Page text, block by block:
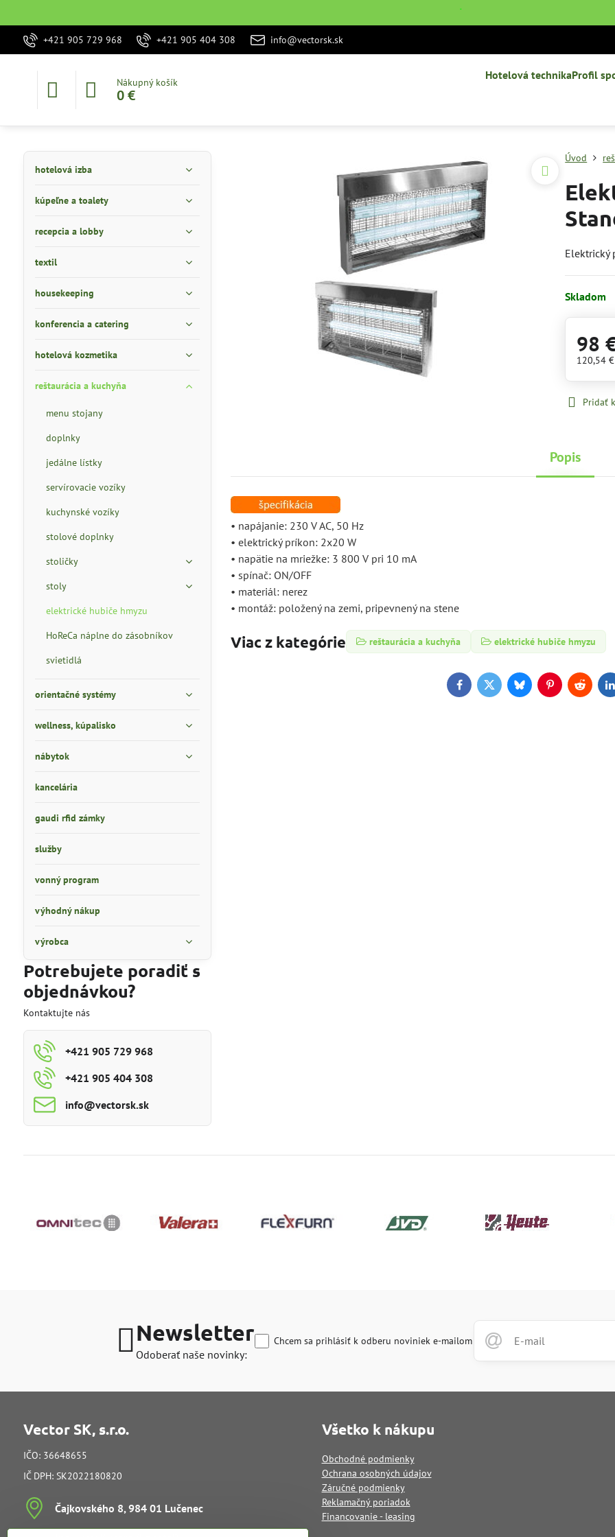
˙
+421 905 729 968 +421 905 404 308 info@vectorsk.sk
Nákupný košík
0 €
Hotelová technikaProfil
Úvod
Elektrický
Skladom
98
120,54
Pridať
Popis
• napájanie: 230 V AC, 50 Hz
• elektrický príkon: 2x20 W
• napätie na mriežke: 3 800 V pri 10 mA
• spínač: ON/OFF
• materiál: nerez
• montáž: položený na zemi, pripevnený na stene
Viac z kategórie reštaurácia a kuchyňa elektrické hubiče hmyzu
FacebookTwitterBlueskyPinterestReddit
hotelová izba
kúpeľne a toalety
recepcia a lobby
textil
housekeeping
konferencia a catering
hotelová kozmetika
reštaurácia a kuchyňa
menu stojany
doplnky
jedálne lístky
servírovacie vozíky
kuchynské vozíky
stolové doplnky
stoličky
stoly
elektrické hubiče hmyzu
HoReCa náplne do zásobníkov
svietidlá
orientačné systémy
wellness, kúpalisko
nábytok
kancelária
gaudi rfid zámky
služby
vonný program
výhodný nákup
výrobca
Potrebujete poradiť s
objednávkou?
Kontaktujte nás
+421 905 729 968
+421 905 404 308
info​@vectorsk​.sk
Newsletter
Odoberať naše novinky:
Chcem sa prihlásiť k odberu noviniek e-mailom
Vector SK, s.r.o.
IČO: 36648655
IČ DPH: SK2022180820
Čajkovského 8, 984 01 Lučenec
Všetko k nákupu
Obchodné podmienky
Ochrana osobných údajov
Záručné podmienky
Reklamačný poriadok
Financovanie - leasing